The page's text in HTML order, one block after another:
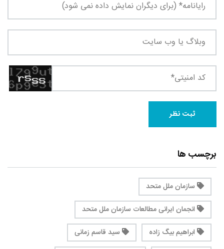
برچسب ها
سازمان ملل متحد
انجمان ایرانی مطالعات سازمان ملل متحد
ابراهیم بیگ زاده
سید قاسم زمانی